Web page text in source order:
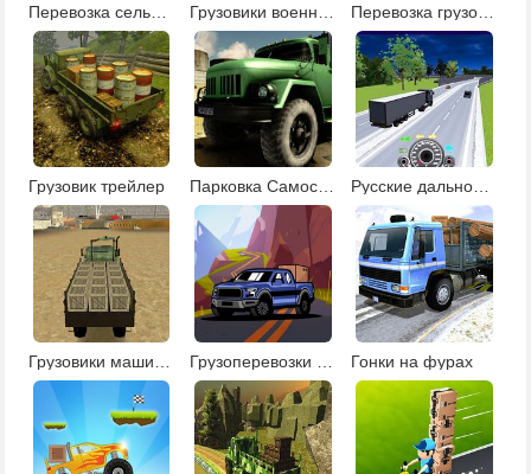
Перевозка сельскохозяйственных животных Перевозка грузов в России
Грузовик трейлер Парковка Самосвалов Русские дальнобойщики
Грузовики машины Грузоперевозки на джипе Гонки на фурах